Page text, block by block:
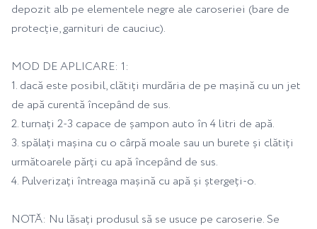
depozit alb pe elementele negre ale caroseriei (bare de
protecție, garnituri de cauciuc).
MOD DE APLICARE: 1:
1. dacă este posibil, clătiți murdăria de pe mașină cu un jet
de apă curentă începând de sus.
2. turnați 2-3 capace de șampon auto în 4 litri de apă.
3. spălați mașina cu o cârpă moale sau un burete și clătiți
următoarele părți cu apă începând de sus.
4. Pulverizați întreaga mașină cu apă și ștergeți-o.
NOTĂ: Nu lăsați produsul să se usuce pe caroserie. Se